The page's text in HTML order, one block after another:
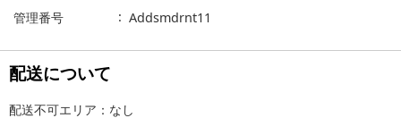
管理番号
Addsmdrnt11
配送について
配送不可エリア：なし